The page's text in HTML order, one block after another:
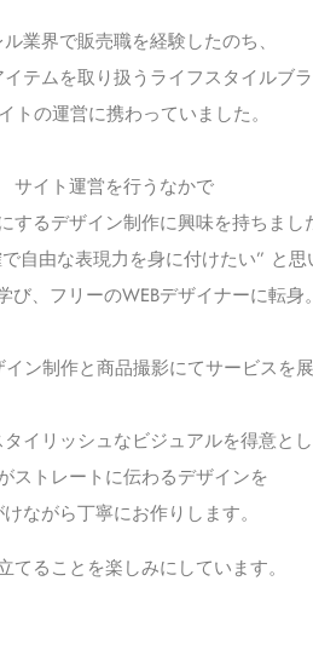
業界で販売職を経験したのち、
テムを取り扱うライフスタイルブ
トの運営に携わっていました。
サイト運営を行うなかで
するデザイン制作に興味を持ちまし
自由な表現力を身に付けたい” と思
び、フリーのWEBデザイナーに転身。
ン制作と商品撮影にてサービスを展
イリッシュなビジュアルを得意とし
ストレートに伝わるデザインを
ながら丁寧にお作りします。
てることを楽しみにしています。